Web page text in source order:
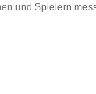
und Spielern